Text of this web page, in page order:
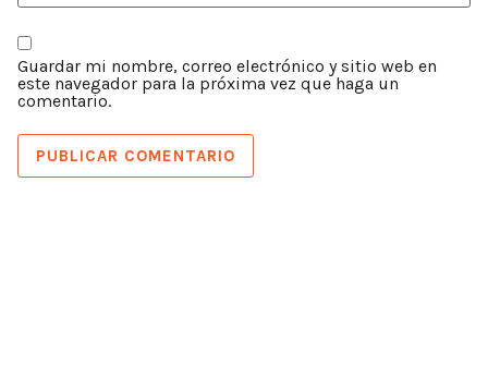
Guardar mi nombre, correo electrónico y sitio web en
este navegador para la próxima vez que haga un
comentario.